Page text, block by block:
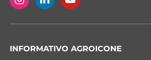
INFORMATIVO AGROICONE